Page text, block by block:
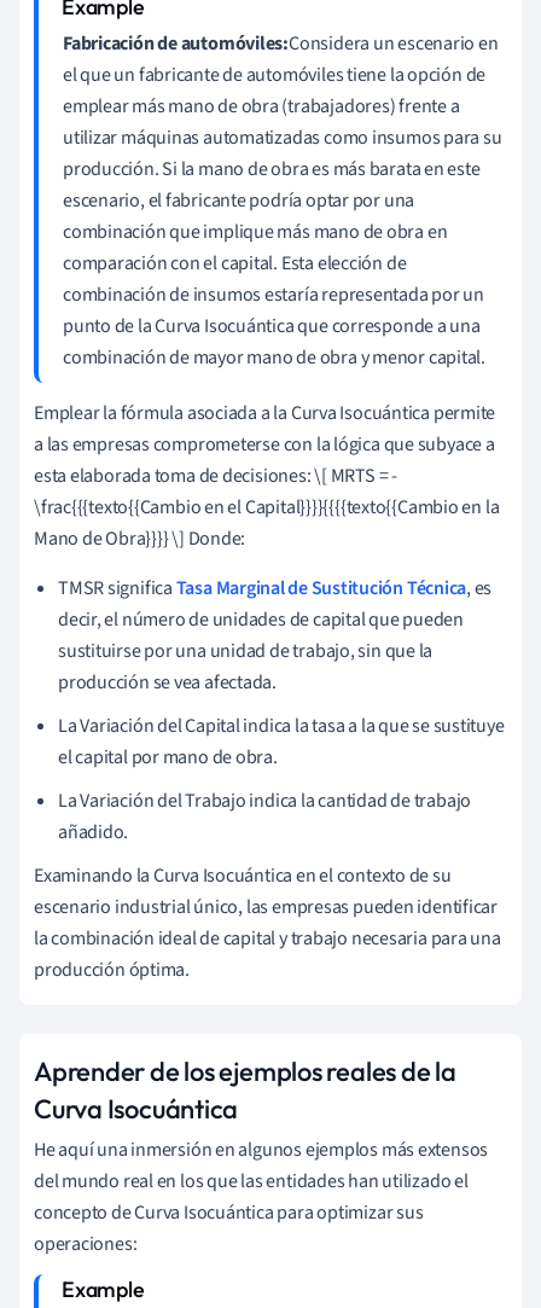
Fabricación de automóviles:Considera un escenario en
el que un fabricante de automóviles tiene la opción de
emplear más mano de obra (trabajadores) frente a
utilizar máquinas automatizadas como insumos para su
producción. Si la mano de obra es más barata en este
escenario, el fabricante podría optar por una
combinación que implique más mano de obra en
comparación con el capital. Esta elección de
combinación de insumos estaría representada por un
punto de la Curva Isocuántica que corresponde a una
combinación de mayor mano de obra y menor capital.
Emplear la fórmula asociada a la Curva Isocuántica permite
a las empresas comprometerse con la lógica que subyace a
esta elaborada toma de decisiones: \[ MRTS = -
\frac{{{texto{{Cambio en el Capital}}}}{{{{texto{{Cambio en la
Mano de Obra}}}} \] Donde:
TMSR significaTasa Marginal de Sustitución Técnica, es
decir, el número de unidades de capital que pueden
sustituirse por una unidad de trabajo, sin que la
producción se vea afectada.
La Variación del Capital indica la tasa a la que se sustituye
el capital por mano de obra.
La Variación del Trabajo indica la cantidad de trabajo
añadido.
Examinando la Curva Isocuántica en el contexto de su
escenario industrial único, las empresas pueden identificar
la combinación ideal de capital y trabajo necesaria para una
producción óptima.
Aprender de los ejemplos reales de la
Curva Isocuántica
He aquí una inmersión en algunos ejemplos más extensos
del mundo real en los que las entidades han utilizado el
concepto de Curva Isocuántica para optimizar sus
operaciones: